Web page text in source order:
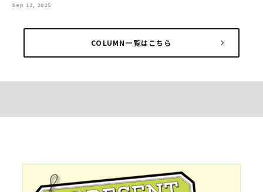
Sep 12, 2025
COLUMN一覧はこちら